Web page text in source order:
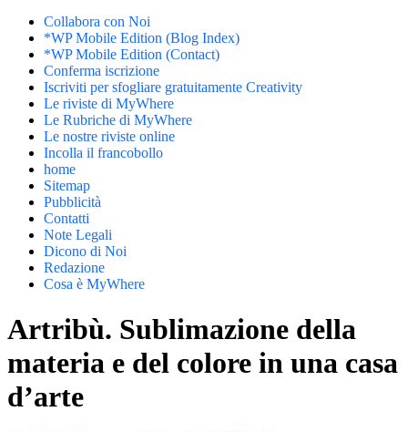
Collabora con Noi
*WP Mobile Edition (Blog Index)
*WP Mobile Edition (Contact)
Conferma iscrizione
Iscriviti per sfogliare gratuitamente Creativity
Le riviste di MyWhere
Le Rubriche di MyWhere
Le nostre riviste online
Incolla il francobollo
home
Sitemap
Pubblicità
Contatti
Note Legali
Dicono di Noi
Redazione
Cosa è MyWhere
Artribù. Sublimazione della
materia e del colore in una casa
d’arte